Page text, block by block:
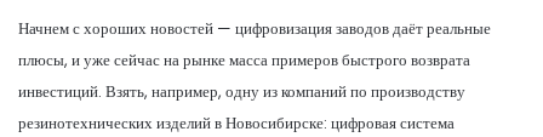
Начнем с хороших новостей — цифровизация заводов даёт реальные
плюсы, и уже сейчас на рынке масса примеров быстрого возврата
инвестиций. Взять, например, одну из компаний по производству
резинотехнических изделий в Новосибирске: цифровая система